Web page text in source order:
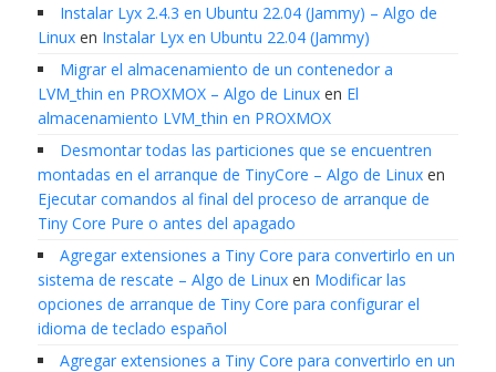
Instalar Lyx 2.4.3 en Ubuntu 22.04 (Jammy) – Algo de
Linuxen Instalar Lyx en Ubuntu 22.04 (Jammy)
Migrar el almacenamiento de un contenedor a
LVM_thin en PROXMOX – Algo de Linuxen El
almacenamiento LVM_thin en PROXMOX
Desmontar todas las particiones que se encuentren
montadas en el arranque de TinyCore – Algo de Linuxen
Ejecutar comandos al final del proceso de arranque de
Tiny Core Pure o antes del apagado
Agregar extensiones a Tiny Core para convertirlo en un
sistema de rescate – Algo de Linuxen Modificar las
opciones de arranque de Tiny Core para configurar el
idioma de teclado español
Agregar extensiones a Tiny Core para convertirlo en un